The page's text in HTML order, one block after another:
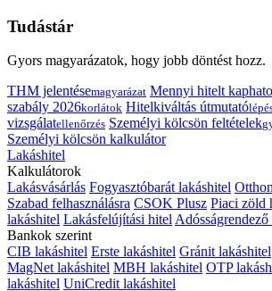
Tudástár
Gyors magyarázatok, hogy jobb döntést hozz.
THM jelentésemagyarázat Mennyi hitelt
szabály 2026korlátok Hitelkiváltás útmutató
vizsgálatellenőrzés Személyi kölcsön feltételek
Személyi kölcsön kalkulátor
Lakáshitel
Kalkulátorok
Lakásvásárlás Fogyasztóbarát lakáshitel
Szabad felhasználásra CSOK Plusz Piaci zöld
lakáshitel Lakásfelújítási hitel
Bankok szerint
CIB lakáshitel Erste lakáshitel Gránit lakáshitel
MagNet lakáshitel MBH lakáshitel OTP
lakáshitel UniCredit lakáshitel